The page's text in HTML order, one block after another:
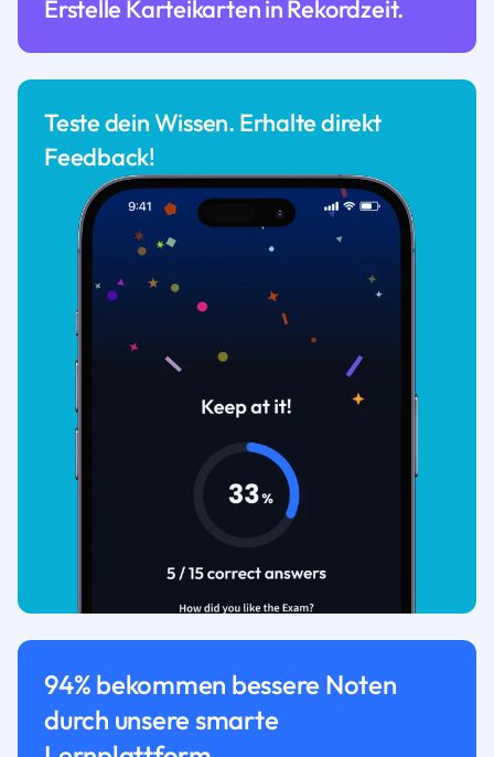
Erstelle Karteikarten in Rekordzeit.
Teste dein Wissen. Erhalte direkt
Feedback!
94% bekommen bessere Noten
durch unsere smarte